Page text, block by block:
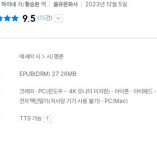
이네 저/황승환 역 을유문화사 2023년 12월 5일
9.5 (15건)
에세이 시 > 시/평론
EPUB(DRM) 27.26MB
크레마 PC(윈도우 - 4K 모니터 미지원) 아이폰 아이패드
전자책단말기(저사양 기기 사용 불가)
PC(Mac)
TTS 가능